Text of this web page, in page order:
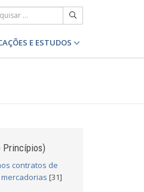
E ESTUDOS
Princípios)
contratos de
[31]